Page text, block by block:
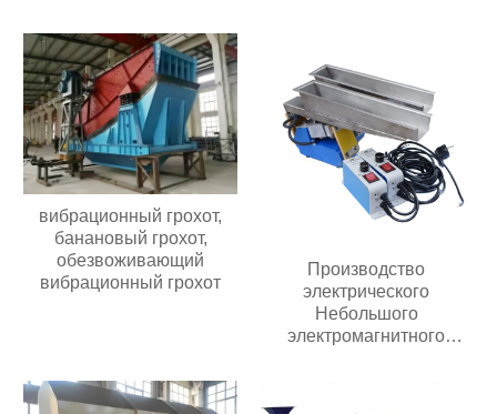
вибрационный грохот,
банановый грохот,
обезвоживающий
вибрационный грохот
Производство
электрического
Небольшого
электромагнитного
питателя с контроллером